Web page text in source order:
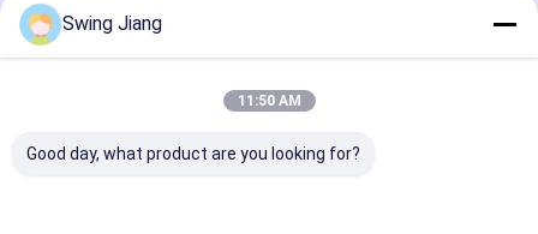
Swing Jiang
11:50 AM
Good day, what product are you looking for?